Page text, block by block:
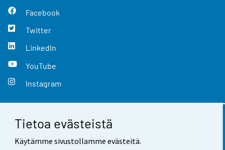
Tietoa evästeistä
Käytämme sivustollamme evästeitä.
Facebook
Twitter
LinkedIn
YouTube
Instagram
Yhteystiedot
Palaute